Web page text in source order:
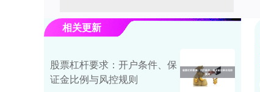
相关更新
股票杠杆要求：开户条件、保
证金比例与风控规则